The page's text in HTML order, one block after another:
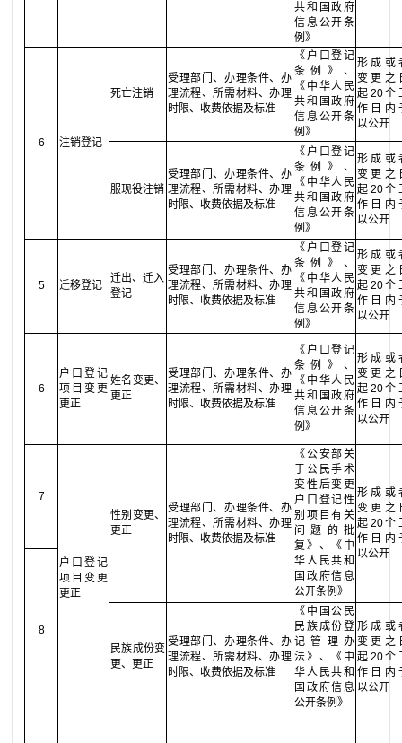
共和国政府
信息公开条
例》
6 注销登记
死亡注销
受理部门、办理条件、办
理流程、所需材料、办理
时限、收费依据及标准
《户口登记
条例》、
《中华人民
共和国政府
信息公开条
例》
形成或
变更之
起20个
作日内
以公开
服现役注销
受理部门、办理条件、办
理流程、所需材料、办理
时限、收费依据及标准
《户口登记
条例》、
《中华人民
共和国政府
信息公开条
例》
形成或
变更之
起20个
作日内
以公开
5 迁移登记
迁出、迁入
登记
受理部门、办理条件、办
理流程、所需材料、办理
时限、收费依据及标准
《户口登记
条例》、
《中华人民
共和国政府
信息公开条
例》
形成或
变更之
起20个
作日内
以公开
6
户口登记
项目变更
更正
姓名变更、
更正
受理部门、办理条件、办
理流程、所需材料、办理
时限、收费依据及标准
《户口登记
条例》、
《中华人民
共和国政府
信息公开条
例》
形成或
变更之
起20个
作日内
以公开
7
户口登记
项目变更
更正
性别变更、
更正
受理部门、办理条件、办
理流程、所需材料、办理
时限、收费依据及标准
《公安部关
于公民手术
变性后变更
户口登记性
别项目有关
问题的批
复》、《中
华人民共和
国政府信息
公开条例》
形成或
变更之
起20个
作日内
以公开
8
民族成份变
更、更正
受理部门、办理条件、办
理流程、所需材料、办理
时限、收费依据及标准
《中国公民
民族成份登
记管理办
法》、《中
华人民共和
国政府信息
公开条例》
形成或
变更之
起20个
作日内
以公开